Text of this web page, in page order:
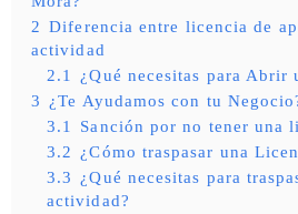
2 Diferencia entre licencia de
actividad
2.1
¿Qué necesitas para Abrir
3 ¿Te Ayudamos con tu
3.1
Sanción por no tener una
3.2 ¿Cómo traspasar una
3.3 ¿Qué necesitas para
actividad?